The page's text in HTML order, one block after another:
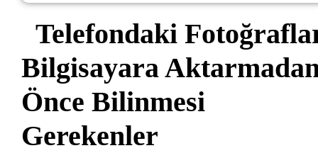
Telefondaki
Bilgisayara
Önce Bilinmesi
Gerekenler